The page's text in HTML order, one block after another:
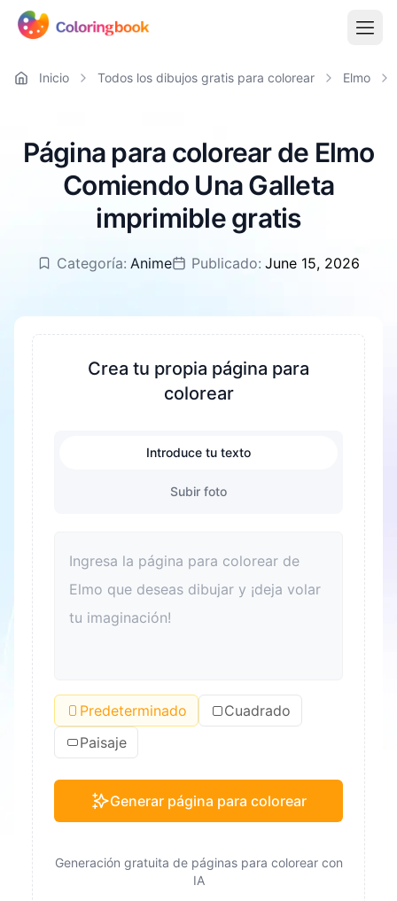
Inicio Todos los dibujos gratis para colorear Elmo
Página para colorear de Elmo
Comiendo Una Galleta
imprimible gratis
Categoría: Anime Publicado: June 15, 2026
Crea tu propia página para
colorear
Introduce tu texto
Subir foto
Predeterminado
Cuadrado
Paisaje
Generar página para colorear
Generación gratuita de páginas para colorear con
IA